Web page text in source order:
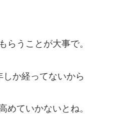
らうことが大事で。
しか経ってないから
めていかないとね。